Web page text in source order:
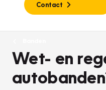
Contact
Wet- en